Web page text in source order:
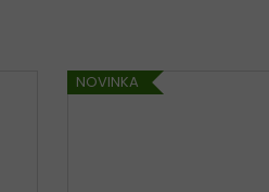
NOVINKA